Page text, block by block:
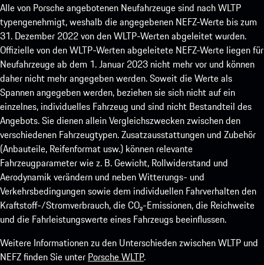
Alle von Porsche angebotenen Neufahrzeuge sind nach WLTP
typengenehmigt, weshalb die angegebenen NEFZ-Werte bis zum
31. Dezember 2022 von den WLTP-Werten abgeleitet wurden.
Offizielle von den WLTP-Werten abgeleitete NEFZ-Werte liegen für
Neufahrzeuge ab dem 1. Januar 2023 nicht mehr vor und können
daher nicht mehr angegeben werden. Soweit die Werte als
Spannen angegeben werden, beziehen sie sich nicht auf ein
einzelnes, individuelles Fahrzeug und sind nicht Bestandteil des
Angebots. Sie dienen allein Vergleichszwecken zwischen den
verschiedenen Fahrzeugtypen. Zusatzausstattungen und Zubehör
(Anbauteile, Reifenformat usw.) können relevante
Fahrzeugparameter wie z. B. Gewicht, Rollwiderstand und
Aerodynamik verändern und neben Witterungs- und
Verkehrsbedingungen sowie dem individuellen Fahrverhalten den
Kraftstoff-/Stromverbrauch, die CO₂-Emissionen, die Reichweite
und die Fahrleistungswerte eines Fahrzeugs beeinflussen.
Weitere Informationen zu den Unterschieden zwischen WLTP und
NEFZ finden Sie unter Porsche WLTP.